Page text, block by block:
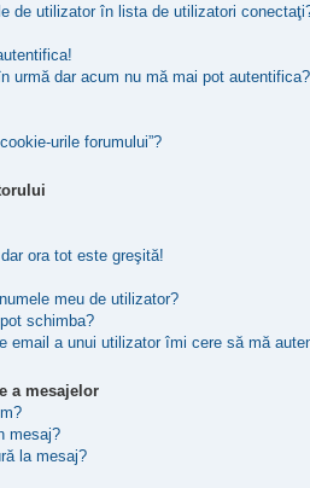
de utilizator în lista de utilizatori
urmă dar acum nu mă mai pot
urile forumului”?
ora tot este greşită!
meu de utilizator?
schimba?
email a unui utilizator îmi cere să mă
a mesajelor
mesaj?
la mesaj?